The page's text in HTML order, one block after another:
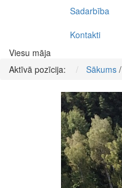
Sadarbība
Kontakti
Viesu māja
Aktīvā pozīcija:
Sākums /